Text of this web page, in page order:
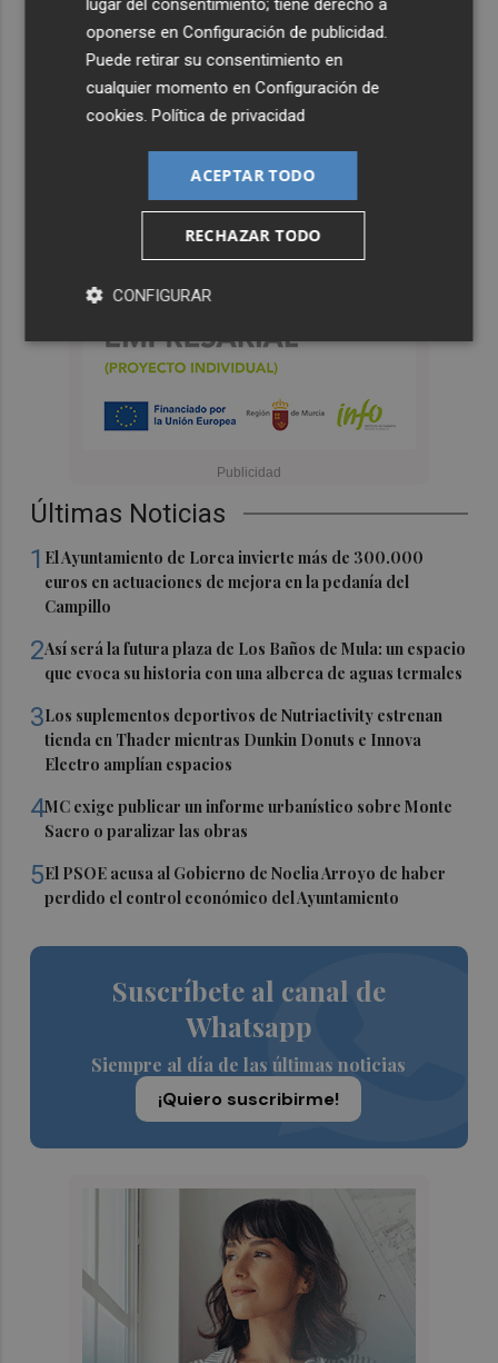
Últimas Noticias
1 El Ayuntamiento de Lorca invierte más de 300.000
euros en actuaciones de mejora en la pedanía del
Campillo
2Así será la futura plaza de Los Baños de Mula: un espacio
que evoca su historia con una alberca de aguas termales
3Los suplementos deportivos de Nutriactivity estrenan
tienda en Thader mientras Dunkin Donuts e Innova
Electro amplían espacios
4MC exige publicar un informe urbanístico sobre Monte
Sacro o paralizar las obras
5El PSOE acusa al Gobierno de Noelia Arroyo de haber
perdido el control económico del Ayuntamiento
Suscríbete al canal de
Whatsapp
Siempre al día de las últimas noticias
¡Quiero suscribirme!
lugar del consentimiento; tiene derecho a
oponerse enConfiguración de publicidad.
Puede retirar su consentimiento en
cualquier momento enConfiguración de
cookies.Política de privacidad
ACEPTAR TODO
RECHAZAR TODO
CONFIGURAR